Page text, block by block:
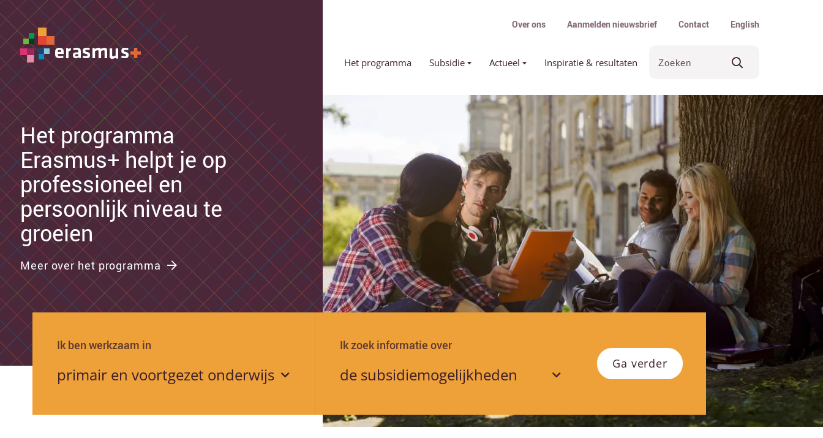
Primair menu
Over ons Aanmelden nieuwsbrief Contact English
Het programma Subsidie Actueel Inspiratie & resultaten
Het programma
Erasmus+ helpt je op
professioneel en
persoonlijk niveau te
groeien
Meer over het programma
Ik ben werkzaam in
Ik zoek informatie over
Ga verder